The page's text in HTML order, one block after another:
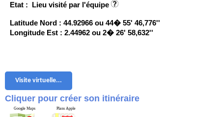
Etat : Lieu visité par l'équipe
Latitude Nord : 44.92966 ou 44� 55' 46,776''
Longitude Est : 2.44962 ou 2� 26' 58,632''
Visite virtuelle...
Cliquer pour créer son itinéraire
Google Maps Plans Apple